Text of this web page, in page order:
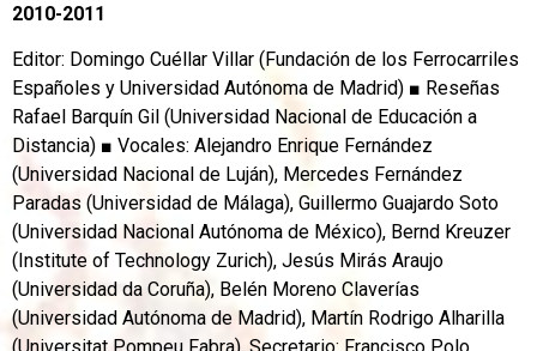
2010-2011
Editor: Domingo Cuéllar Villar (Fundación de los Ferrocarriles
Españoles y Universidad Autónoma de Madrid) ■ Reseñas
Rafael Barquín Gil (Universidad Nacional de Educación a
Distancia) ■ Vocales: Alejandro Enrique Fernández
(Universidad Nacional de Luján), Mercedes Fernández
Paradas (Universidad de Málaga), Guillermo Guajardo Soto
(Universidad Nacional Autónoma de México), Bernd Kreuzer
(Institute of Technology Zurich), Jesús Mirás Araujo
(Universidad da Coruña), Belén Moreno Claverías
(Universidad Autónoma de Madrid), Martín Rodrigo Alharilla